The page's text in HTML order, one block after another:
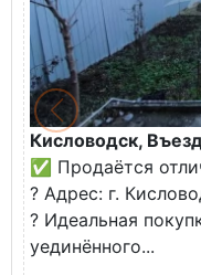
Кисловодск,
✅ Продаётся
? Адрес: г.
? Идеальная
уединённого...